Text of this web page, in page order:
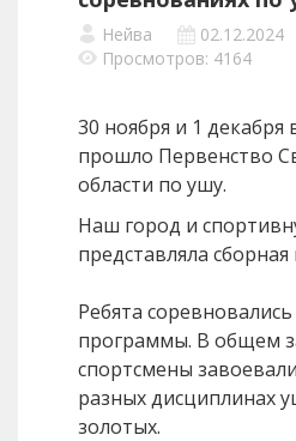
Нейва
02.12.2024
Просмотров: 4164
30 ноября и 1 декабря
прошло Первенство
области по ушу.
Наш город и
представляла
Ребята
программы. В общем
спортсмены
разных дисциплинах
золотых.